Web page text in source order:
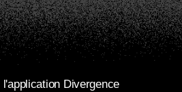
Divergence